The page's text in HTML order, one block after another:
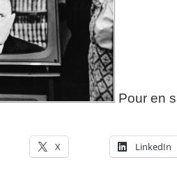
Pour en
X
LinkedIn